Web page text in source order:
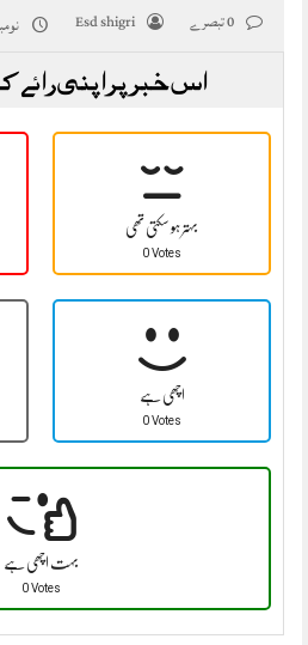
Esd shigri نومبر
اس خبر پر اپنی رائے
بہتر ہو سکتی تھی
0 Votes
اچھی ہے
0 Votes
بہت اچھی ہے
0 Votes